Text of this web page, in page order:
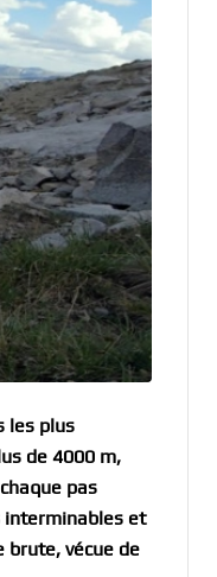
les plus
de 4000 m,
pas
interminables et
brute, vécue de